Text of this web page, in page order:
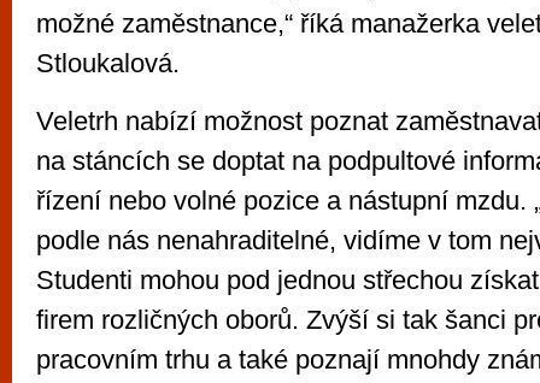
možné zaměstnance,“ říká manažerka
Stloukalová.
Veletrh nabízí možnost poznat
na stáncích se doptat na podpultové
řízení nebo volné pozice a nástupní mzdu.
podle nás nenahraditelné, vidíme v tom
Studenti mohou pod jednou střechou
firem rozličných oborů. Zvýší si tak šanci
pracovním trhu a také poznají mnohdy